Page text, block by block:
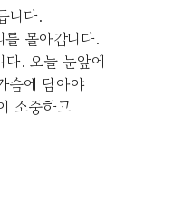
니다.
를 몰아갑니다.
다. 오늘 눈앞에
슴에 담아야
소중하고